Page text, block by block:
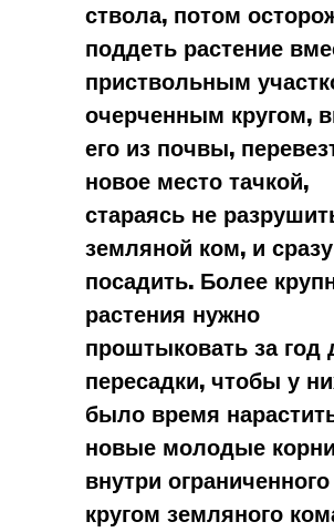
ствола, потом
поддеть растение
приствольным
очерченным кругом,
его из почвы,
новое место тачкой,
стараясь не
земляной ком, и
посадить. Более
растения нужно
проштыковать за год
пересадки, чтобы у
было время
новые молодые корни
внутри ограниченного
кругом земляного